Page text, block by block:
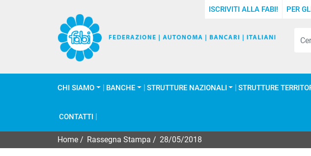
ISCRIVITI ALLA FABI! PER
CHI SIAMO BANCHE STRUTTURE NAZIONALI STRUTTURE
CONTATTI
Home Rassegna Stampa 28/05/2018